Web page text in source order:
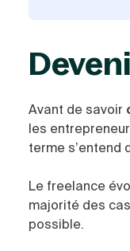
Avant de savoir
les
terme s’entend
Le freelance
majorité des
possible.